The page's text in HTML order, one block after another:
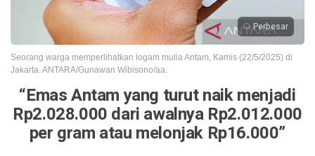
Perbesar
Seorang warga memperlihatkan logam mulia Antam, Kamis (22/5/2025) di
Jakarta. ANTARA/Gunawan Wibisono/aa.
“Emas Antam yang turut naik menjadi
Rp2.028.000 dari awalnya Rp2.012.000
per gram atau melonjak Rp16.000”